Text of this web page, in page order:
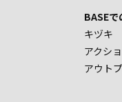
BASE
キヅキ
アクシ
アウト